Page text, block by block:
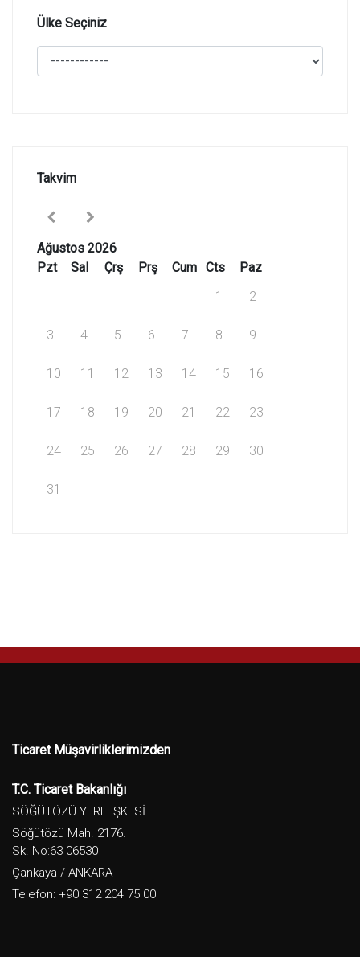
Ülke Seçiniz
Takvim
Ağustos 2026
Pzt
Sal Çrş Prş Cum Cts
Paz
1
2
3 4 5 6 7 8 9
10 11 12 13 14 15 16
17 18 19 20 21 22 23
24 25 26 27 28 29 30
31
Ticaret Müşavirliklerimizden
T.C. Ticaret Bakanlığı
SÖĞÜTÖZÜ YERLEŞKESİ
Söğütözü Mah. 2176.
Sk. No:63 06530
Çankaya / ANKARA
Telefon: +90 312 204 75 00